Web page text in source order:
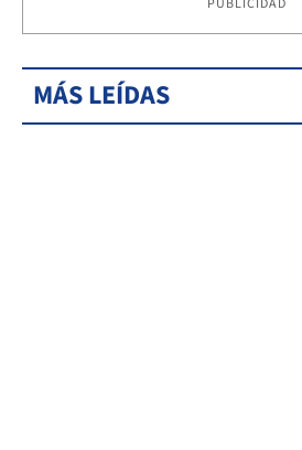
PUBLICIDAD
MÁS LEÍDAS